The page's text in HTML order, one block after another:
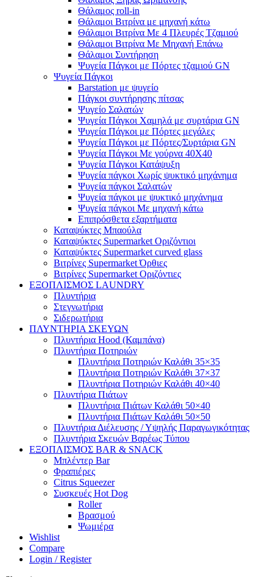
Θάλαμος roll-in
Θάλαμοι Βιτρίνα με μηχανή κάτω
Θάλαμοι Βιτρίνα Με 4 Πλευρές Τζαμιού
Θάλαμοι Βιτρίνα Με Μηχανή Επάνω
Θάλαμοι Συντήρηση
Ψυγεία Πάγκοι με Πόρτες τζαμιού GN
Ψυγεία Πάγκοι
Barstation με ψυγείο
Πάγκοι συντήρησης πίτσας
Ψυγείο Σαλατών
Ψυγεία Πάγκοι Χαμηλά με συρτάρια GN
Ψυγεία Πάγκοι με Πόρτες μεγάλες
Ψυγεία Πάγκοι με Πόρτες/Συρτάρια GN
Ψυγεία Πάγκοι Με γούρνα 40Χ40
Ψυγεία Πάγκοι Κατάψυξη
Ψυγεία πάγκοι Χωρίς ψυκτικό μηχάνημα
Ψυγεία πάγκοι Σαλατών
Ψυγεία πάγκοι με ψυκτικό μηχάνημα
Ψυγεία πάγκοι Με μηχανή κάτω
Επιπρόσθετα εξαρτήματα
Καταψύκτες Μπαούλα
Καταψύκτες Supermarket Οριζόντιοι
Καταψύκτες Supermarket curved glass
Βιτρίνες Supermarket Όρθιες
Βιτρίνες Supermarket Οριζόντιες
ΕΞΟΠΛΙΣΜΟΣ LAUNDRY
Πλυντήρια
Στεγνωτήρια
Σιδερωτήρια
ΠΛΥΝΤΗΡΙΑ ΣΚΕΥΩΝ
Πλυντήρια Hood (Καμπάνα)
Πλυντήρια Ποτηριών
Πλυντήρια Ποτηριών Καλάθι 35×35
Πλυντήρια Ποτηριών Καλάθι 37×37
Πλυντήρια Ποτηριών Καλάθι 40×40
Πλυντήρια Πιάτων
Πλυντήρια Πιάτων Καλάθι 50×40
Πλυντήρια Πιάτων Καλάθι 50×50
Πλυντήρια Διέλευσης / Υψηλής Παραγωγικότητας
Πλυντήρια Σκευών Βαρέως Τύπου
ΕΞΟΠΛΙΣΜΟΣ BAR & SNACK
Μπλέντερ Bar
Φραπιέρες
Citrus Squeezer
Συσκευές Hot Dog
Roller
Βρασμού
Ψωμιέρα
Wishlist
Compare
Login / Register